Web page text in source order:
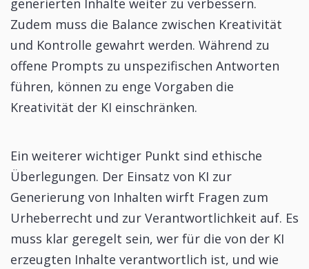
generierten Inhalte weiter zu verbessern.
Zudem muss die Balance zwischen Kreativität
und Kontrolle gewahrt werden. Während zu
offene Prompts zu unspezifischen Antworten
führen, können zu enge Vorgaben die
Kreativität der KI einschränken.
Ein weiterer wichtiger Punkt sind ethische
Überlegungen. Der Einsatz von KI zur
Generierung von Inhalten wirft Fragen zum
Urheberrecht und zur Verantwortlichkeit auf. Es
muss klar geregelt sein, wer für die von der KI
erzeugten Inhalte verantwortlich ist, und wie